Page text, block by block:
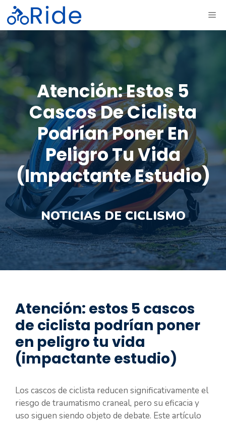
Saltar
contenido
Atención: Estos 5
Cascos De Ciclista
Podrían Poner En
Peligro Tu Vida
(impactante Estudio)
NOTICIAS DE CICLISMO
Atención: estos 5 cascos
de ciclista podrían poner
en peligro tu vida
(impactante estudio)
Los cascos de ciclista reducen significativamente el
riesgo de traumatismo craneal, pero su eficacia y
uso siguen siendo objeto de debate. Este artículo